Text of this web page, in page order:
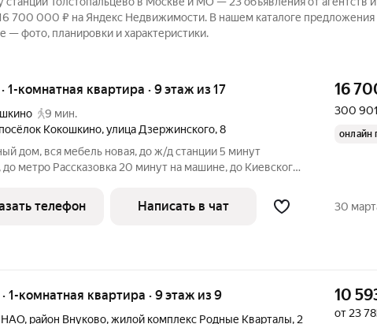
700 000 ₽ на Яндекс Недвижимости. В нашем каталоге
— фото, планировки и характеристики.
· 1-комнатная квартира · 9 этаж из 17
9 мин.
Кокошкино,улица Дзержинского,8
дом, вся мебель новая, до ж/д станции 5 минут
метро Рассказовка 20 минут на машине, до Киевского
в любое время, огороженная территория, во дворе
16
300
онлайн
телефон Написать в чат 30
· 1-комнатная квартира · 9 этаж из 9
НАО, район Внуково,жилой комплекс Родные Кварталы, 2
10
от 23